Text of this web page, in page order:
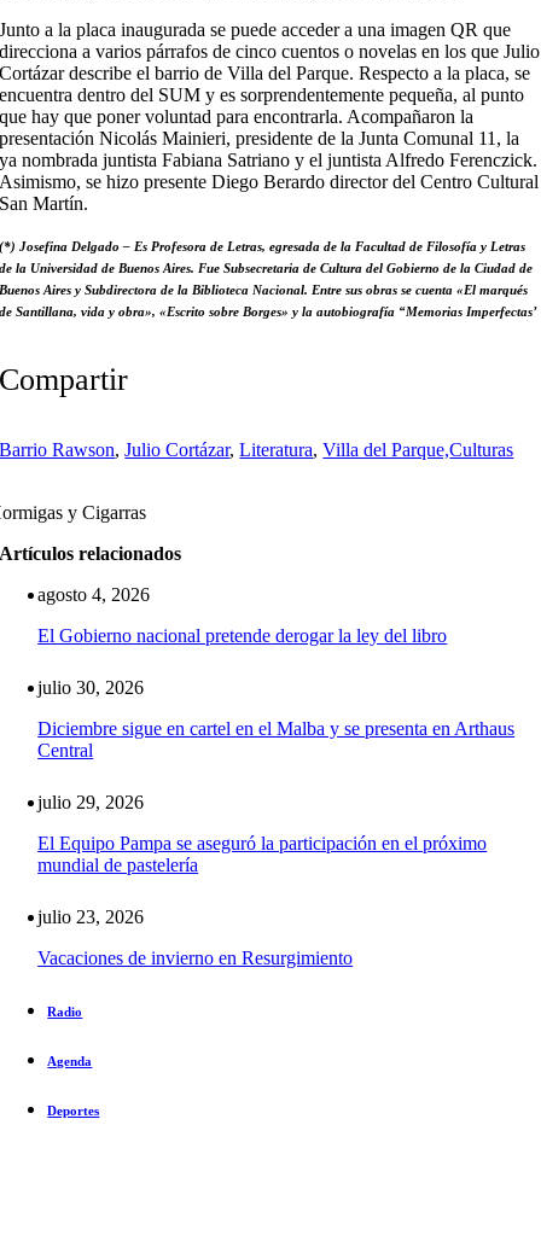
Junto a la placa inaugurada se puede acceder a una imagen QR que
direcciona a varios párrafos de cinco cuentos o novelas en los que Julio
Cortázar describe el barrio de Villa del Parque. Respecto a la placa, se
encuentra dentro del SUM y es sorprendentemente pequeña, al punto
que hay que poner voluntad para encontrarla. Acompañaron la
presentación Nicolás Mainieri, presidente de la Junta Comunal 11, la
ya nombrada juntista Fabiana Satriano y el juntista Alfredo Ferenczick.
Asimismo, se hizo presente Diego Berardo director del Centro Cultural
San Martín.
(*) Josefina Delgado – Es Profesora de Letras, egresada de la Facultad de Filosofía y Letras
de la Universidad de Buenos Aires. Fue Subsecretaria de Cultura del Gobierno de la Ciudad de
Buenos Aires y Subdirectora de la Biblioteca Nacional. Entre sus obras se cuenta «El marqués
de Santillana, vida y obra», «Escrito sobre Borges» y la autobiografía “Memorias Imperfectas’
Compartir
Barrio Rawson,Julio Cortázar,Literatura,Villa del Parque,Culturas
y Cigarras
Artículos relacionados
agosto 4, 2026
El Gobierno nacional pretende derogar la ley del libro
julio 30, 2026
Diciembre sigue en cartel en el Malba y se presenta en Arthaus
Central
julio 29, 2026
El Equipo Pampa se aseguró la participación en el próximo
mundial de pastelería
julio 23, 2026
Vacaciones de invierno en Resurgimiento
Radio
Agenda
Deportes